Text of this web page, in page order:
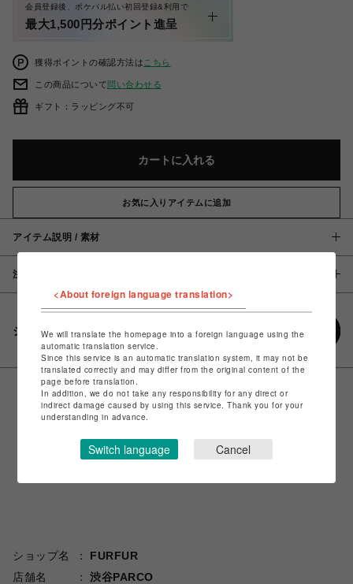
会員登録後、ポケパル払い初回登録&利用で
最大1,500円分ポイント進呈
獲得ポイントの確認方法は こちら
この商品について問い合わせる
ギフト：ラッピング不可
カートに入れる
お気に入りアイテムに追加
アイテム説明 / 素材
注意事項
シェアする
ショップ名
FURFUR
店舗名
渋谷PARCO
<About foreign language translation>
We will translate the homepage into a foreign language using the
automatic translation service.
Since this service is an automatic translation system, it may not be
translated correctly and may differ from the original content of the
page before translation.
In addition, we do not take any responsibility for any direct or
indirect damage caused by using this service. Thank you for your
understanding in advance.
Switch language Cancel